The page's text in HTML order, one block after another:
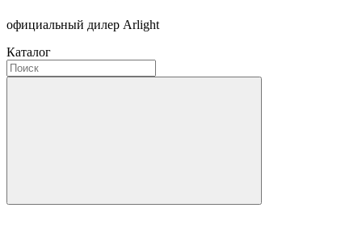
официальный дилер Arlight
Каталог